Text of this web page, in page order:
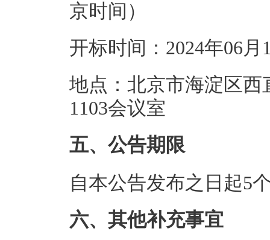
京时间）
开标时间：2024年06
地点：北京市海淀区西
1103会议室
五、公告期限
自本公告发布之日起5
六、其他补充事宜